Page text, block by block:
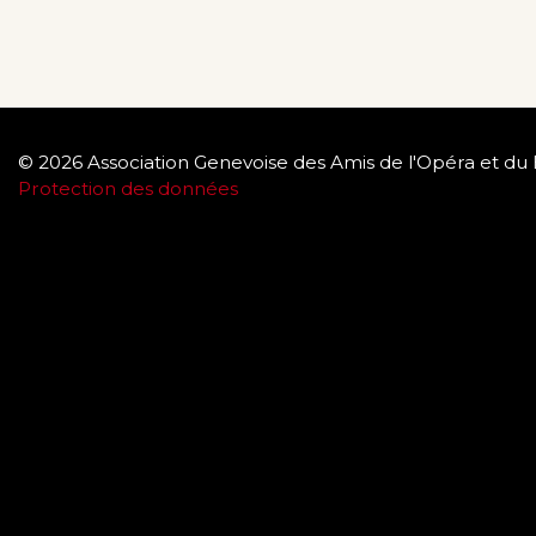
© 2026 Association Genevoise des Amis de l'Opéra et du
Protection des données